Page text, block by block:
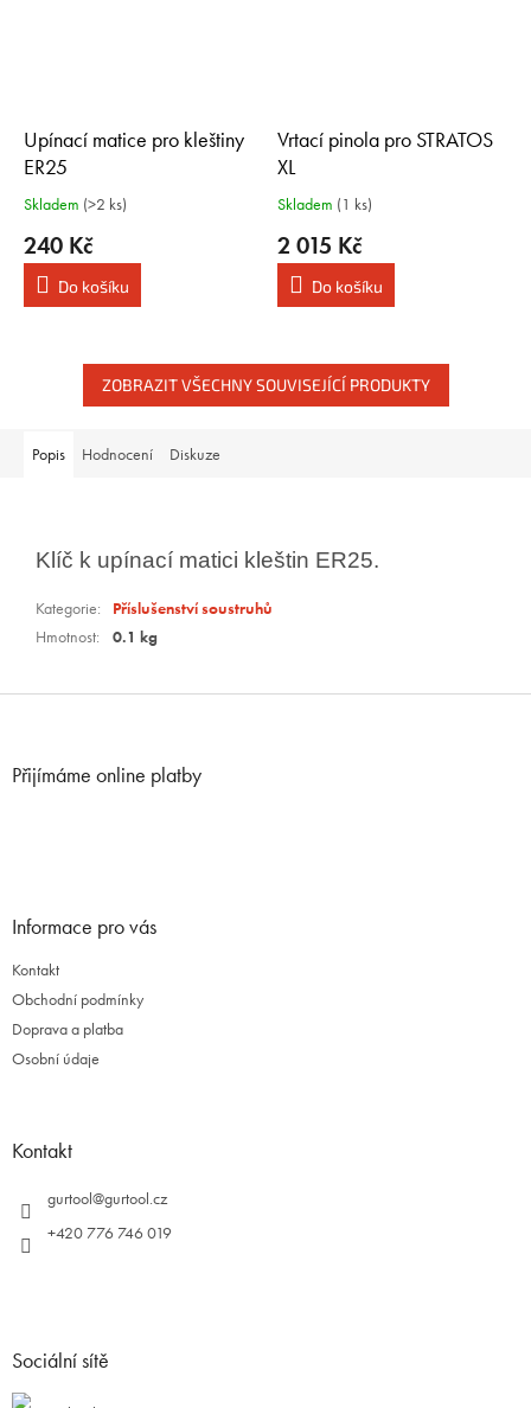
Upínací matice pro kleštiny
ER25
Skladem (>2 ks)
240 Kč
Do košíku
Vrtací pinola pro STRATOS
XL
Skladem (1 ks)
2 015 Kč
Do košíku
ZOBRAZIT VŠECHNY SOUVISEJÍCÍ PRODUKTY
Popis Hodnocení Diskuze
Klíč k upínací matici kleštin ER25.
Kategorie:
Příslušenství soustruhů
Hmotnost: 0.1 kg
Přijímáme online platby
Informace pro vás
Kontakt
Obchodní podmínky
Doprava a platba
Osobní údaje
Kontakt
gurtool@gurtool.cz
+420 776 746 019
Sociální sítě